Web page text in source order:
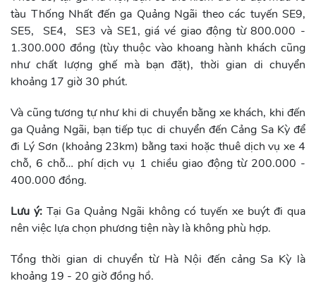
tàu Thống Nhất đến ga Quảng Ngãi theo các tuyến SE9,
SE5, SE4, SE3 và SE1, giá vé giao động từ 800.000 -
1.300.000 đồng (tùy thuộc vào khoang hành khách cũng
như chất lượng ghế mà bạn đặt), thời gian di chuyển
khoảng 17 giờ 30 phút.
Và cũng tương tự như khi di chuyển bằng xe khách, khi đến
ga Quảng Ngãi, bạn tiếp tục di chuyển đến Cảng Sa Kỳ để
đi Lý Sơn (khoảng 23km) bằng taxi hoặc thuê dịch vụ xe 4
chỗ, 6 chỗ… phí dịch vụ 1 chiều giao động từ 200.000 -
400.000 đồng.
Lưu ý: Tại Ga Quảng Ngãi không có tuyến xe buýt đi qua
nên việc lựa chọn phương tiện này là không phù hợp.
Tổng thời gian di chuyển từ Hà Nội đến cảng Sa Kỳ là
khoảng 19 - 20 giờ đồng hồ.